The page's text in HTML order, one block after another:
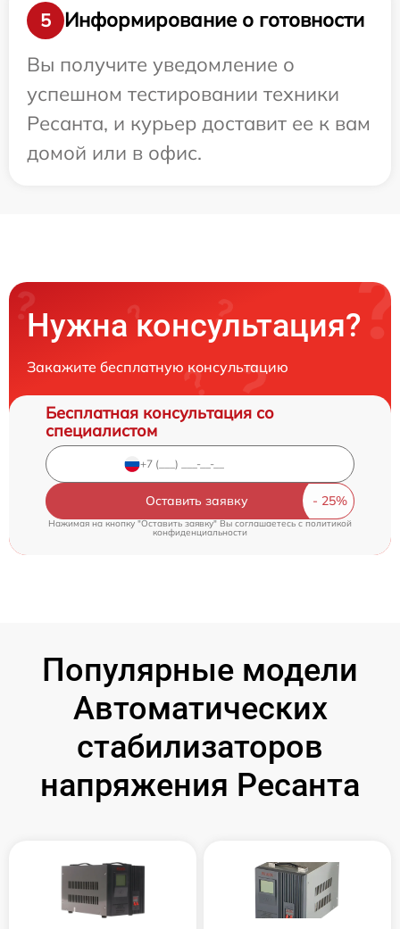
5
Информирование о готовности
Вы получите уведомление о
успешном тестировании техники
Ресанта, и курьер доставит ее к вам
домой или в офис.
Нужна консультация?
Закажите бесплатную консультацию
Бесплатная консультация со
специалистом
Оставить заявку
Нажимая на кнопку "Оставить заявку" Вы соглашаетесь cполитикой
конфиденциальности
Популярные модели
Автоматических
стабилизаторов
напряжения Ресанта